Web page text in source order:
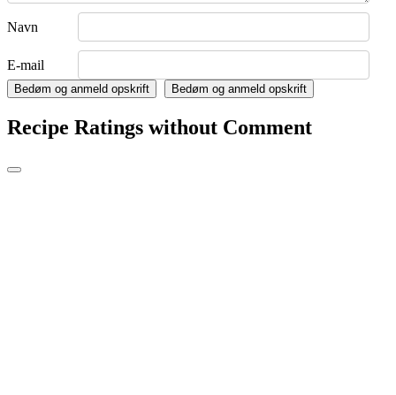
Navn
E-mail
Bedøm og anmeld opskrift Bedøm og anmeld opskrift
Recipe Ratings without Comment